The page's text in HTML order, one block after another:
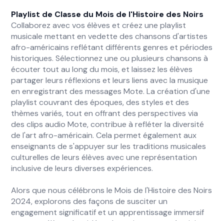
Playlist de Classe du Mois de l'Histoire des Noirs
Collaborez avec vos élèves et créez une playlist
musicale mettant en vedette des chansons d'artistes
afro-américains reflétant différents genres et périodes
historiques. Sélectionnez une ou plusieurs chansons à
écouter tout au long du mois, et laissez les élèves
partager leurs réflexions et leurs liens avec la musique
en enregistrant des messages Mote. La création d'une
playlist couvrant des époques, des styles et des
thèmes variés, tout en offrant des perspectives via
des clips audio Mote, contribue à refléter la diversité
de l'art afro-américain. Cela permet également aux
enseignants de s'appuyer sur les traditions musicales
culturelles de leurs élèves avec une représentation
inclusive de leurs diverses expériences.
Alors que nous célébrons le Mois de l'Histoire des Noirs
2024, explorons des façons de susciter un
engagement significatif et un apprentissage immersif